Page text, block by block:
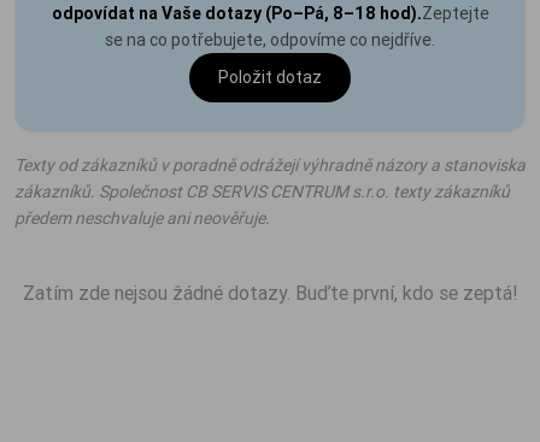
odpovídat na Vaše dotazy (Po–Pá, 8–18 hod).Zeptejte
se na co potřebujete, odpovíme co nejdříve.
Položit dotaz
Texty od zákazníků v poradně odrážejí výhradně názory a stanoviska
zákazníků. Společnost CB SERVIS CENTRUM s.r.o. texty zákazníků
předem neschvaluje ani neověřuje.
Zatím zde nejsou žádné dotazy. Buďte první, kdo se zeptá!